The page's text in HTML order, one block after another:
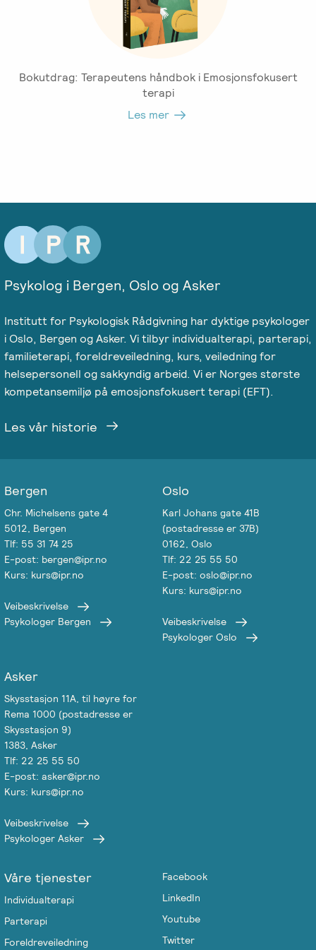
Bokutdrag: Terapeutens håndbok i Emosjonsfokusert
terapi
Les mer
Psykolog i Bergen, Oslo og Asker
Institutt for Psykologisk Rådgivning har dyktige psykologer
i Oslo, Bergen og Asker. Vi tilbyr individualterapi, parterapi,
familieterapi, foreldreveiledning, kurs, veiledning for
helsepersonell og sakkyndig arbeid. Vi er Norges største
kompetansemiljø på emosjonsfokusert terapi (EFT).
Les vår historie
Bergen
Chr. Michelsens gate 4
5012, Bergen
Tlf: 55 31 74 25
E-post: bergen@ipr.no
Kurs: kurs@ipr.no
Veibeskrivelse
Psykologer Bergen
Oslo
Karl Johans gate 41B
(postadresse er 37B)
0162, Oslo
Tlf: 22 25 55 50
E-post: oslo@ipr.no
Kurs: kurs@ipr.no
Veibeskrivelse
Psykologer Oslo
Asker
Skysstasjon 11A, til høyre for
Rema 1000 (postadresse er
Skysstasjon 9)
1383, Asker
Tlf: 22 25 55 50
E-post: asker@ipr.no
Kurs: kurs@ipr.no
Veibeskrivelse
Psykologer Asker
Våre tjenester
Individualterapi
Parterapi
Foreldreveiledning
Facebook
LinkedIn
Youtube
Twitter